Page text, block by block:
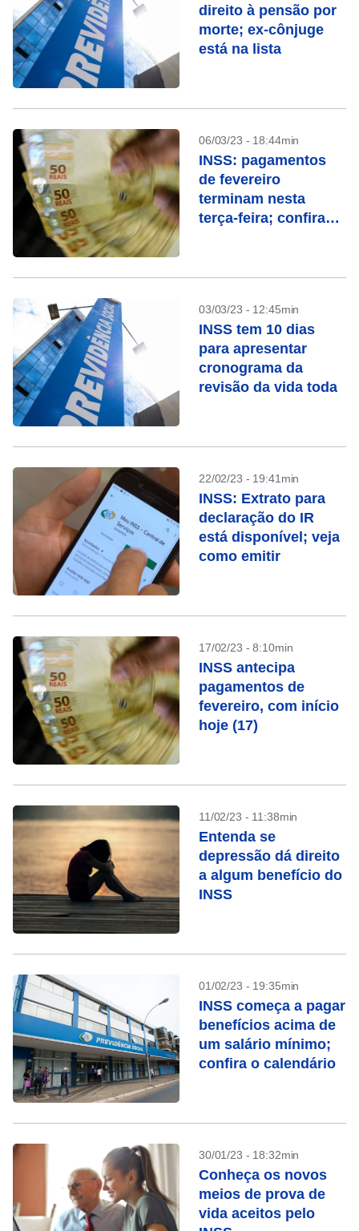
direito à pensão por
morte; ex-cônjuge
está na lista
06/03/23 - 18:44min
INSS: pagamentos
de fevereiro
terminam nesta
terça-feira; confira
03/03/23 - 12:45min
INSS tem 10 dias
para apresentar
cronograma da
revisão da vida toda
22/02/23 - 19:41min
INSS: Extrato para
declaração do IR
está disponível; veja
como emitir
17/02/23 - 8:10min
INSS antecipa
pagamentos de
fevereiro, com início
hoje (17)
11/02/23 - 11:38min
Entenda se
depressão dá direito
a algum benefício do
INSS
01/02/23 - 19:35min
INSS começa a pagar
benefícios acima de
um salário mínimo;
confira o calendário
30/01/23 - 18:32min
Conheça os novos
meios de prova de
vida aceitos pelo